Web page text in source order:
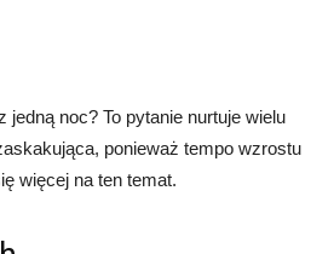
noc? To pytanie nurtuje wielu
ponieważ tempo wzrostu
więcej na ten temat.